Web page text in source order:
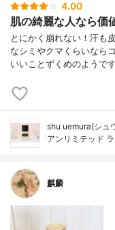
4.00
肌の綺麗な人なら価
とにかく崩れない！汗も
なシミやクマくらいなら
いいことずくめのようで
shu uemura(シュ
アンリミテッド
麒麟